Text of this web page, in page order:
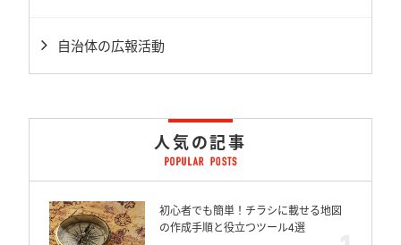
自治体の広報活動
人気の記事
初心者でも簡単！チラシに載せる地図
の作成手順と役立つツール4選